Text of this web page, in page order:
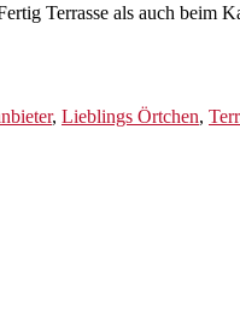
Terrasse als auch beim
, Lieblings Örtchen,